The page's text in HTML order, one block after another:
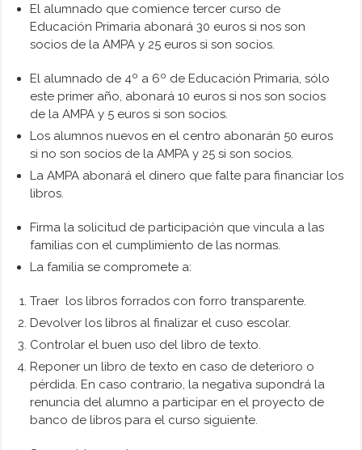
El alumnado que comience tercer curso de
Educación Primaria abonará 30 euros si nos son
socios de la AMPA y 25 euros si son socios.
El alumnado de 4º a 6º de Educación Primaria, sólo
este primer año, abonará 10 euros si nos son socios
de la AMPA y 5 euros si son socios.
Los alumnos nuevos en el centro abonarán 50 euros
si no son socios de la AMPA y 25 si son socios.
La AMPA abonará el dinero que falte para financiar los
libros.
Firma la solicitud de participación que vincula a las
familias con el cumplimiento de las normas.
La familia se compromete a:
Traer los libros forrados con forro transparente.
Devolver los libros al finalizar el cuso escolar.
Controlar el buen uso del libro de texto.
Reponer un libro de texto en caso de deterioro o
pérdida. En caso contrario, la negativa supondrá la
renuncia del alumno a participar en el proyecto de
banco de libros para el curso siguiente.